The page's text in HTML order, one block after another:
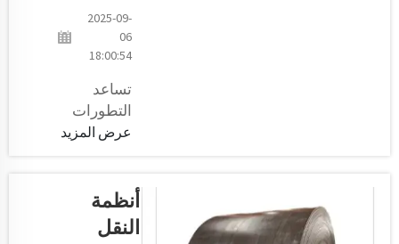
2025-09-
06
18:00:54
تساعد
التطورات
التكنولوجية
الأحزمة
تعمل بذكاء
أكبر
عرض المزيد
أنظمة
النقل